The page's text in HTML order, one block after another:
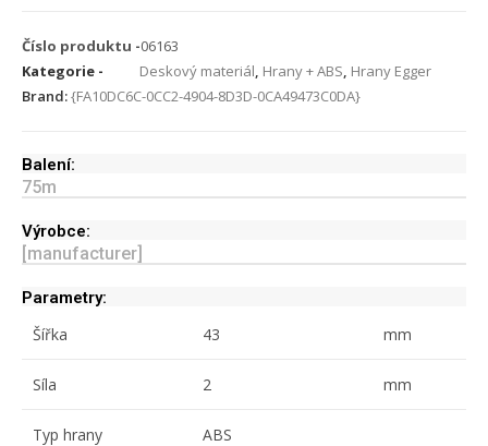
Číslo produktu -06163
Kategorie -
Deskový materiál, Hrany + ABS, Hrany Egger
Brand:{FA10DC6C-0CC2-4904-8D3D-0CA49473C0DA}
Balení:
75m
Výrobce:
[manufacturer]
Parametry:
Šířka 43 mm
Síla 2 mm
Typ hrany ABS